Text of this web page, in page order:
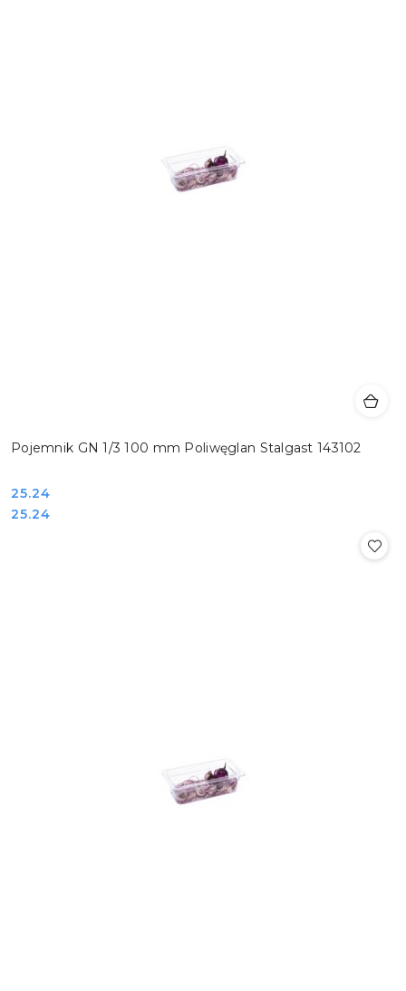
Pojemnik GN 1/3 100 mm Poliwęglan Stalgast 143102
Cena:
25.24
Cena:
25.24